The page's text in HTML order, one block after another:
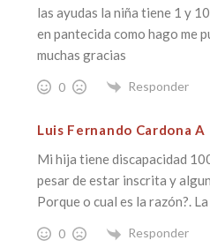
las ayudas la niña tiene 1 y
en pantecida como hago me
muchas gracias
0 Responder
Luis Fernando Cardona A
Mi hija tiene discapacidad
pesar de estar inscrita y
Porque o cual es la razón?.
0 Responder